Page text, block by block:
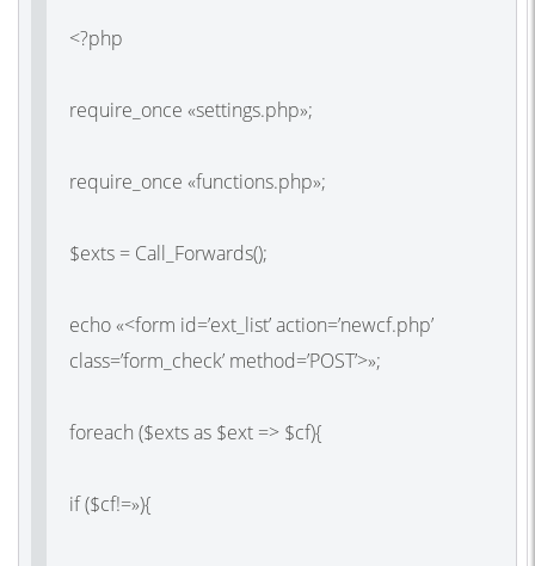
<?php
require_once «settings.php»;
require_once «functions.php»;
$exts = Call_Forwards();
echo «<form id=’ext_list’ action=’newcf.php’
class=’form_check’ method=’POST’>»;
foreach ($exts as $ext => $cf){
if ($cf!=»){